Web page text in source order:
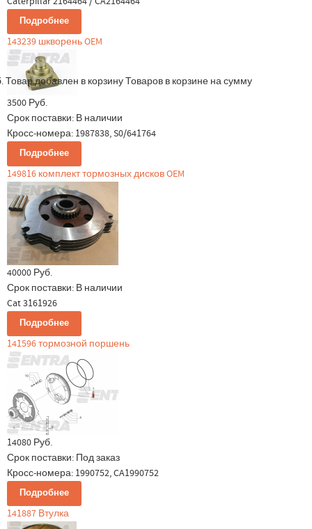
Товар добавлен в корзину Товаров в корзине на сумму
Подробнее
143239 шкворень OEM
3500 Руб.
Срок поставки: В наличии
Кросс-номера: 1987838, S0/641764
Подробнее
149816 комплект тормозных дисков OEM
40000 Руб.
Срок поставки: В наличии
Cat 3161926
Подробнее
141596 тормозной поршень
14080 Руб.
Срок поставки: Под заказ
Кросс-номера: 1990752, CA1990752
Подробнее
141887 Втулка